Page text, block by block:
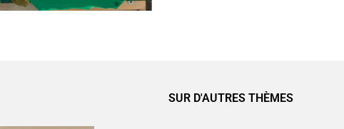
SUR D'AUTRES THÈMES